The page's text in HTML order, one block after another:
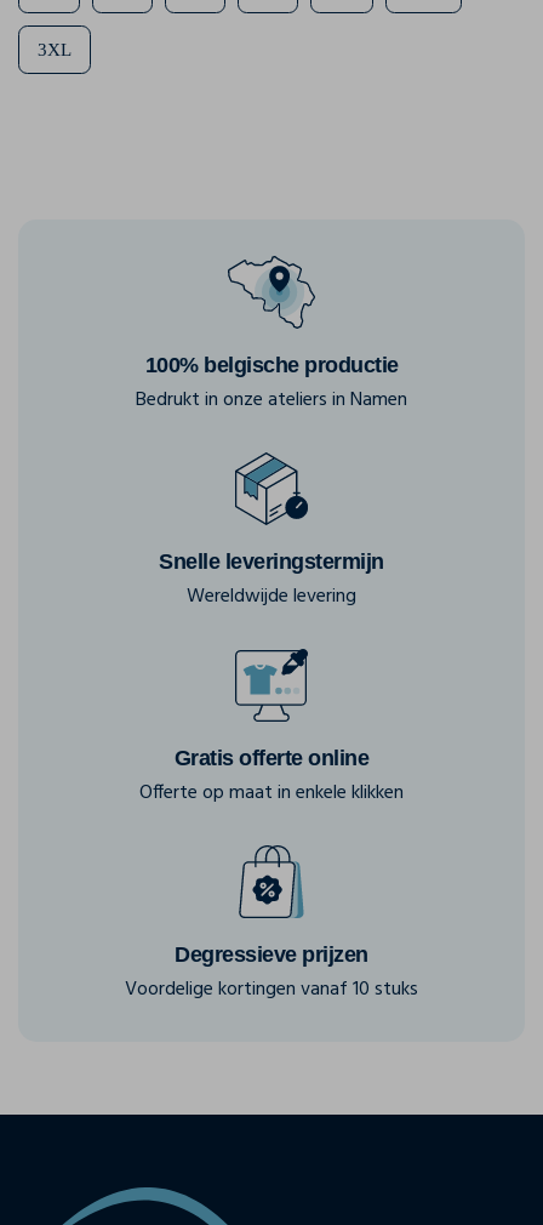
3XL
100% belgische productie
Bedrukt in onze ateliers in Namen
Snelle leveringstermijn
Wereldwijde levering
Gratis offerte online
Offerte op maat in enkele klikken
Degressieve prijzen
Voordelige kortingen vanaf 10 stuks